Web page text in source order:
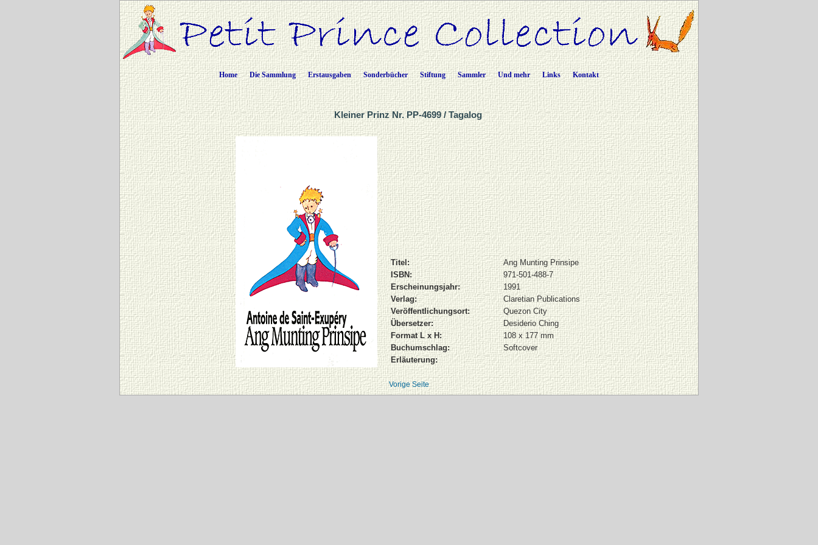
Home Die Sammlung Erstausgaben Sonderbücher Stiftung Sammler Und mehr Links Kontakt
Kleiner Prinz Nr. PP-4699 / Tagalog
Titel:
Ang Munting Prinsipe
ISBN:
971-501-488-7
Erscheinungsjahr:
1991
Verlag:
Claretian Publications
Veröffentlichungsort:
Quezon City
Übersetzer:
Desiderio Ching
Format L x H:
108 x 177 mm
Buchumschlag:
Softcover
Erläuterung:
Vorige Seite